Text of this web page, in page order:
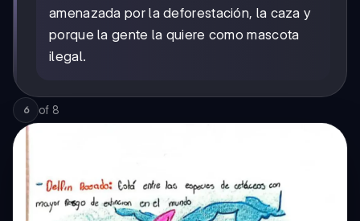
amenazada por la deforestación, la caza y
porque la gente la quiere como mascota
ilegal.
6 of 8